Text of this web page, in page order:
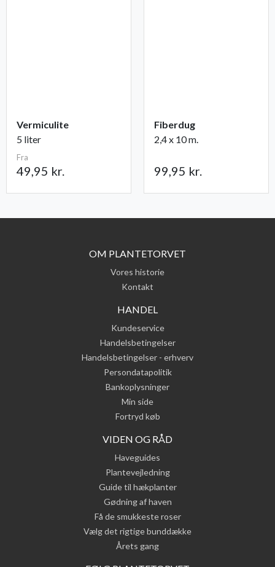
Vermiculite
5 liter
Fra
49,95 kr.
Fiberdug
2,4 x 10 m.
99,95 kr.
OM PLANTETORVET
Vores historie
Kontakt
HANDEL
Kundeservice
Handelsbetingelser
Handelsbetingelser - erhverv
Persondatapolitik
Bankoplysninger
Min side
Fortryd køb
VIDEN OG RÅD
Haveguides
Plantevejledning
Guide til hækplanter
Gødning af haven
Få de smukkeste roser
Vælg det rigtige bunddække
Årets gang